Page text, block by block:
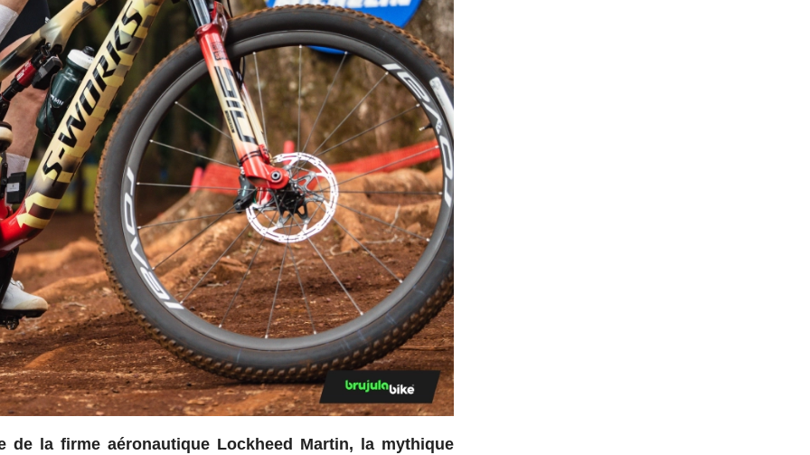
de la firme aéronautique Lockheed Martin, la mythique